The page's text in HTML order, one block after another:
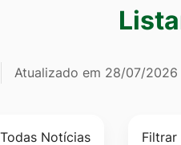
Atualizado em 28/07/2026